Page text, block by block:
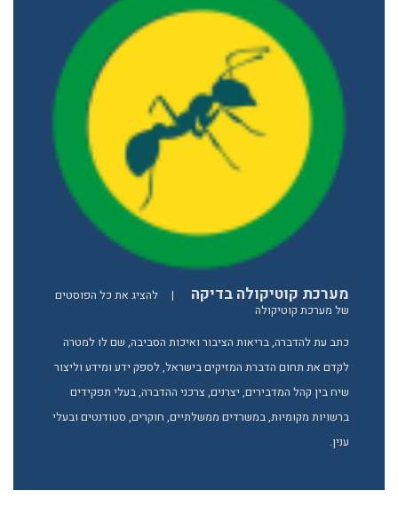
מערכת קוטיקולה בדיקה |
להציג את כל הפוסטים
של מערכת קוטיקולה
כתב עת להדברה, בריאות הציבור ואיכות הסביבה, שם לו למטרה
לקדם את תחום הדברת המזיקים בישראל, לספק ידע ומידע וליצור
שיח בין קהל המדבירים, יצרנים, צרכני ההדברה, בעלי תפקידים
ברשויות מקומיות, במשרדים ממשלתיים, חוקרים, סטודנטים ובעלי
ענין.